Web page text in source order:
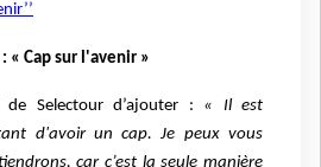
« Cap sur l'avenir »
de Selectour d’ajouter : « Il est
d'avoir un cap. Je peux vous
car c’est la seule manière